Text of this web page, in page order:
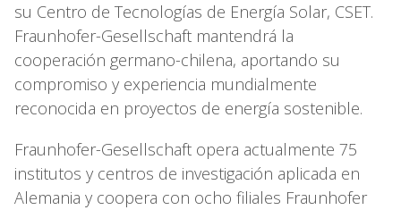
su Centro de Tecnologías de Energía Solar, CSET.
Fraunhofer-Gesellschaft mantendrá la
cooperación germano-chilena, aportando su
compromiso y experiencia mundialmente
reconocida en proyectos de energía sostenible.
Fraunhofer-Gesellschaft opera actualmente 75
institutos y centros de investigación aplicada en
Alemania y coopera con ocho filiales Fraunhofer